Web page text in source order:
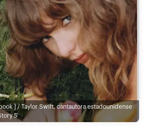
] / Taylor Swift, cantautora estadounidense
5’